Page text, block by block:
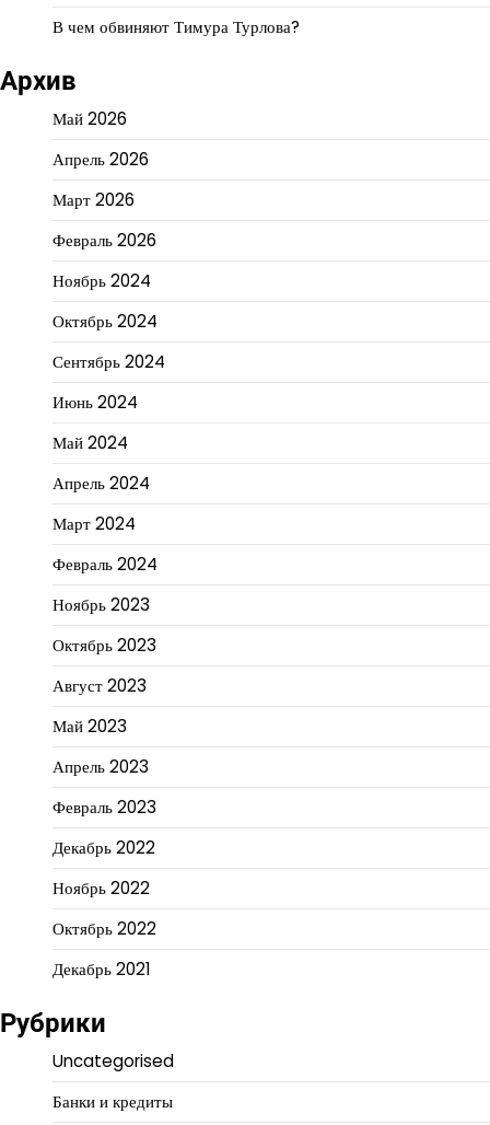
В чем обвиняют Тимура Турлова?
Архив
Май 2026
Апрель 2026
Март 2026
Февраль 2026
Ноябрь 2024
Октябрь 2024
Сентябрь 2024
Июнь 2024
Май 2024
Апрель 2024
Март 2024
Февраль 2024
Ноябрь 2023
Октябрь 2023
Август 2023
Май 2023
Апрель 2023
Февраль 2023
Декабрь 2022
Ноябрь 2022
Октябрь 2022
Декабрь 2021
Рубрики
Uncategorised
Банки и кредиты